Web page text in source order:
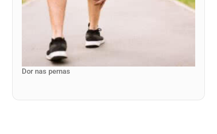
Dor nas pernas